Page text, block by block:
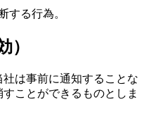
する行為。
）
は事前に通知することな
ことができるものとしま